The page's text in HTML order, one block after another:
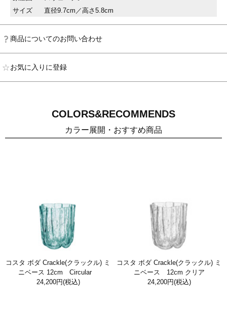
サイズ
直径9.7cm／高さ5.8cm
商品についてのお問い合わせ
お気に入りに登録
COLORS&RECOMMENDS
カラー展開・おすすめ商品
コスタ ボダ Crackle(クラックル) ミ
ニベース 12cm Circular
24,200円(税込)
コスタ ボダ Crackle(クラックル) ミ
ニベース 12cm クリア
24,200円(税込)